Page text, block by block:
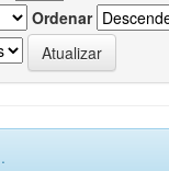
Ordenar